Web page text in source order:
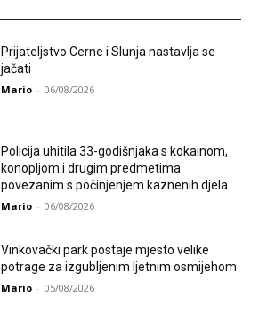
Prijateljstvo Cerne i Slunja nastavlja se
jačati
Mario - 06/08/2026
Policija uhitila 33-godišnjaka s kokainom,
konopljom i drugim predmetima
povezanim s počinjenjem kaznenih djela
Mario - 06/08/2026
Vinkovački park postaje mjesto velike
potrage za izgubljenim ljetnim osmijehom
Mario - 05/08/2026